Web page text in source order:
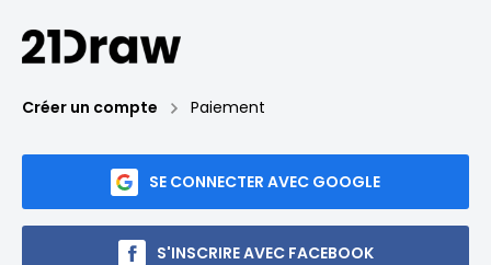
Créer un compte Paiement
SE CONNECTER AVEC GOOGLE
S'INSCRIRE AVEC FACEBOOK